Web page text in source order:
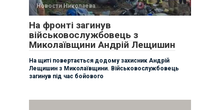
Новости Николаева
На фронті загинув
військовослужбовець з
Миколаївщини Андрій Лещишин
На щиті повертається додому захисник Андрій
Лещишин з Миколаївщини. Військовослужбовець
загинув під час бойового